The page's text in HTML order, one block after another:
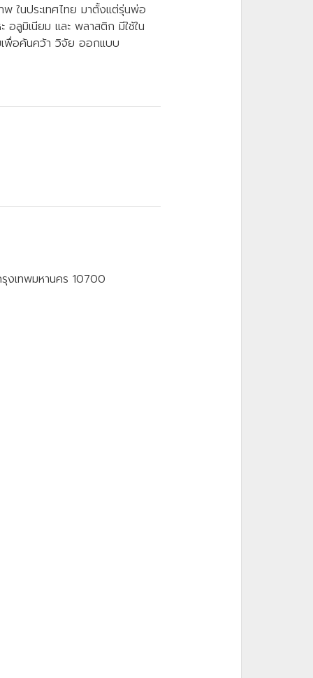
ในประเทศไทย มาตั้งแต่รุ่นพ่อ
อลูมิเนียม และ พลาสติก มีใช้ใน
เพื่อค้นคว้า วิจัย ออกแบบ
เทพมหานคร 10700